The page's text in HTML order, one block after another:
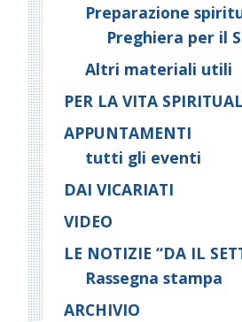
Preparazione
Preghiera per il
Altri materiali utili
PER LA VITA
APPUNTAMENTI
tutti gli eventi
DAI VICARIATI
VIDEO
LE NOTIZIE “DA IL
Rassegna stampa
ARCHIVIO